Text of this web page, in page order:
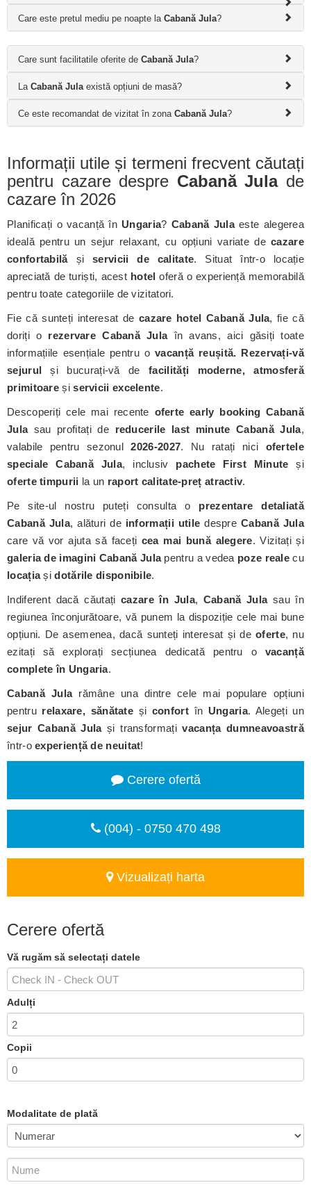
Care este pretul mediu pe noapte la Cabană Jula?
Care sunt facilitatile oferite de Cabană Jula?
La Cabană Julaexistă opțiuni de masă?
Ce este recomandat de vizitat în zona Cabană Jula?
Informații utile și termeni frecvent căutați
pentru cazare despre Cabană Julade
cazare în 2026
Planificați o vacanță în Ungaria? Cabană Julaeste alegerea
ideală pentru un sejur relaxant, cu opțiuni variate decazare
confortabilășiservicii de calitate. Situat într-o locație
apreciată de turiști, acest hotel oferă o experiență memorabilă
pentru toate categoriile de vizitatori.
Fie că sunteți interesat de cazare hotel Cabană Jula, fie că
doriți o rezervare Cabană Julaîn avans, aici găsiți toate
informațiile esențiale pentru ovacanță reușită. Rezervați-vă
sejurul și bucurați-vă defacilități moderne, atmosferă
primitoare șiservicii excelente.
Descoperiți cele mai recente oferte early booking Cabană
Julasau profitați de reducerile last minute Cabană Jula,
valabile pentru sezonul2026-2027. Nu ratați nici ofertele
speciale Cabană Jula, inclusiv pachete First Minute și
oferte timpurii la un raport calitate-preț atractiv.
Pe site-ul nostru puteți consulta o prezentare detaliată
Cabană Jula, alături de informații utile despreCabană Jula
care vă vor ajuta să faceți cea mai bună alegere. Vizitați și
galeria de imagini Cabană Julapentru a vedea poze reale cu
locațiașidotările disponibile.
Indiferent dacă căutațicazare în Jula, Cabană Julasau în
regiunea înconjurătoare, vă punem la dispoziție cele mai bune
opțiuni. De asemenea, dacă sunteți interesat și deoferte, nu
ezitați să explorați secțiunea dedicată pentru o vacanță
complete în Ungaria.
Cabană Jularămâne una dintre cele mai populare opțiuni
pentru relaxare, sănătate și confortîn Ungaria. Alegeți un
sejur Cabană Julași transformațivacanța dumneavoastră
într-oexperiență de neuitat!
Cerere ofertă
(004) - 0750 470 498
Vizualizați harta
Cerere ofertă
Vă rugăm să selectați datele
Adulți
Copii
Modalitate de plată